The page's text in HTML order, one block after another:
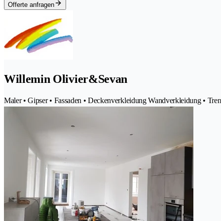
Offerte anfragen
Willemin Olivier&Sevan
Maler • Gipser • Fassaden • Deckenverkleidung Wandverkleidung •